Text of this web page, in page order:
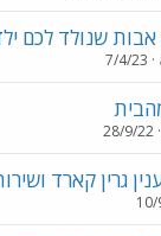
שנולד לכם
7/4/23
28/9/22
גרין קארד